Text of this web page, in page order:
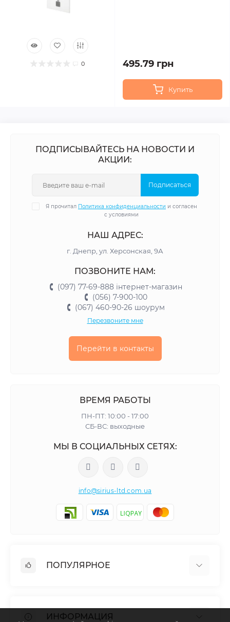
0 495.79 грн
Купить
ПОДПИСЫВАЙТЕСЬ НА НОВОСТИ И
АКЦИИ:
Подписаться
Я прочитал Политика конфиденциальности и согласен
с условиями
НАШ АДРЕС:
г. Днепр, ул. Херсонская, 9А
ПОЗВОНИТЕ НАМ:
(097) 77-69-888 інтернет-магазин
(056) 7-900-100
(067) 460-90-26 шоурум
Перезвоните мне
Перейти в контакты
ВРЕМЯ РАБОТЫ
ПН-ПТ: 10:00 - 17:00
СБ-ВС: выходные
МЫ В СОЦИАЛЬНЫХ СЕТЯХ:
info@sirius-ltd.com.ua
ПОПУЛЯРНОЕ
Столярная фурнитура
ИНФОРМАЦИЯ